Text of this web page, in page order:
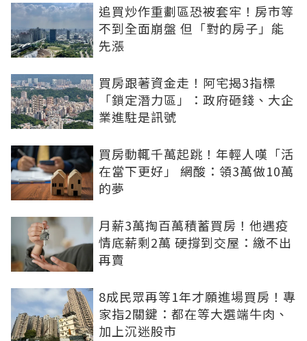
追買炒作重劃區恐被套牢！房市等
不到全面崩盤 但「對的房子」能
先漲
買房跟著資金走！阿宅揭3指標
「鎖定潛力區」：政府砸錢、大企
業進駐是訊號
買房動輒千萬起跳！年輕人嘆「活
在當下更好」 網酸：領3萬做10萬
的夢
月薪3萬掏百萬積蓄買房！他遇疫
情底薪剩2萬 硬撐到交屋：繳不出
再賣
8成民眾再等1年才願進場買房！專
家指2關鍵：都在等大選端牛肉、
加上沉迷股市